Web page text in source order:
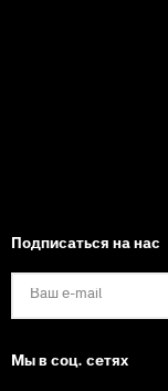
Подписаться на нас
Мы в соц. сетях